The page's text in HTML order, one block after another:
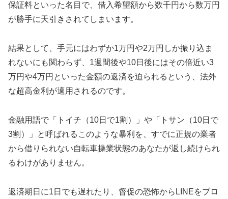
保証料といった名目で、借入希望額から数千円から数万円
が勝手に天引きされてしまいます。
結果として、手元にはわずか1万円や2万円しか振り込ま
れないにも関わらず、1週間後や10日後にはその倍近い3
万円や4万円といった金額の返済を迫られるという、法外
な超高金利が適用されるのです。
金融用語で「トイチ（10日で1割）」や「トサン（10日で
3割）」と呼ばれるこのような暴利を、すでに正規の業者
から借りられない自転車操業状態のあなたが返し続けられ
るわけがありません。
返済期日に1日でも遅れたり、督促の恐怖からLINEをブロ